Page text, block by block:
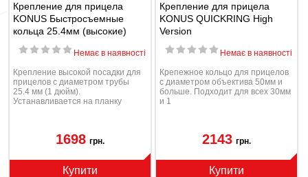
Крепление для прицела
KONUS Быстросъемные
кольца 25.4мм (высокие)
Немає в наявності
Крепление высокой посадки для
прицелов с диаметром трубы
25.4 мм (1 дюйм).
Устанавливается на планку
1698 грн.
Купити
Крепление для прицела
KONUS QUICKRING High
Version
Немає в наявності
Крепежное кольцо для прицелов
с диаметром объектива 50мм и
больше. Подходит для всех 30мм
и 1
2143 грн.
Купити